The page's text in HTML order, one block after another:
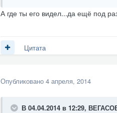
А где ты его видел...да ещё под
Цитата
Опубликовано 4 апреля, 2014
В 04.04.2014 в 12:29,